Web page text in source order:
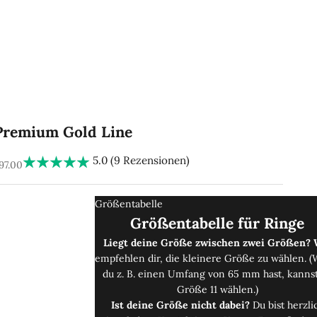
Gold Line
pris 5.0 (9 Rezensionen)
Größentabelle
Größentabelle für Ringe
Liegt deine Größe zwischen zwei Größen?
empfehlen dir, die kleinere Größe zu wählen.
du z. B. einen Umfang von 65 mm hast,
Größe 11 wählen.)
Ist deine Größe nicht dabei?Du bist